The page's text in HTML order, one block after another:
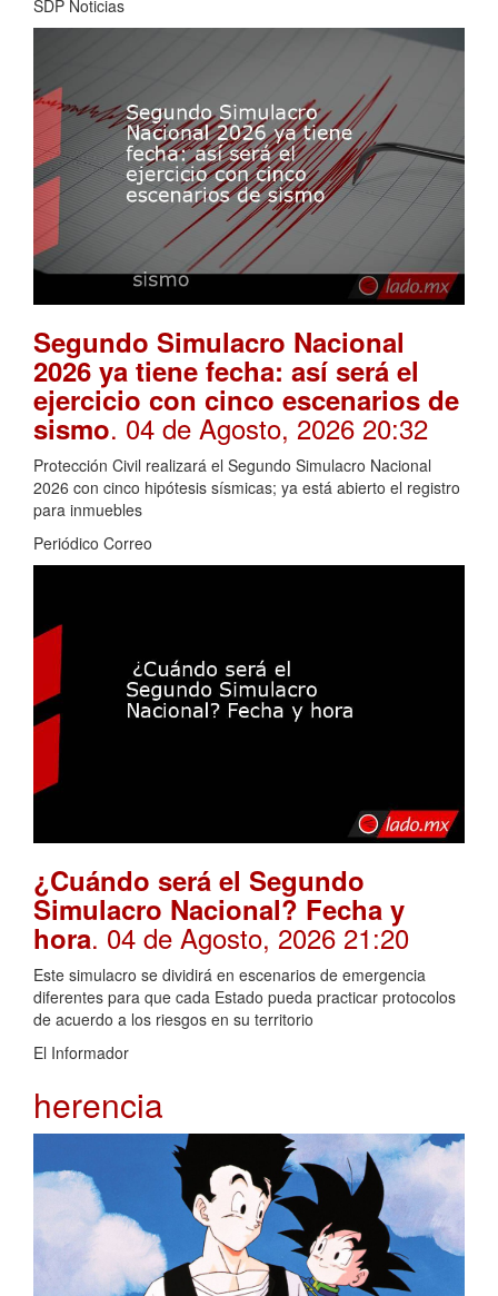
SDP Noticias
Segundo Simulacro Nacional
2026 ya tiene fecha: así será el
ejercicio con cinco escenarios de
sismo. 04 de Agosto, 2026 20:32
Protección Civil realizará el Segundo Simulacro Nacional
2026 con cinco hipótesis sísmicas; ya está abierto el registro
para inmuebles
Periódico Correo
¿Cuándo será el Segundo
Simulacro Nacional? Fecha y
hora. 04 de Agosto, 2026 21:20
Este simulacro se dividirá en escenarios de emergencia
diferentes para que cada Estado pueda practicar protocolos
de acuerdo a los riesgos en su territorio
El Informador
herencia